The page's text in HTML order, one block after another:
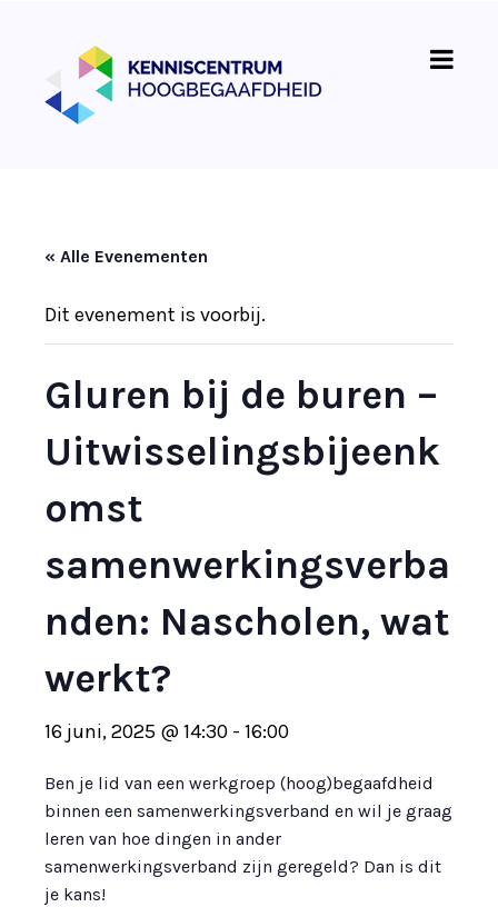
« Alle Evenementen
Dit evenement is voorbij.
Gluren bij de buren –
Uitwisselingsbijeenk
omst
samenwerkingsverba
nden: Nascholen, wat
werkt?
16 juni, 2025 @ 14:30 - 16:00
Ben je lid van een werkgroep (hoog)begaafdheid
binnen een samenwerkingsverband en wil je graag
leren van hoe dingen in ander
samenwerkingsverband zijn geregeld? Dan is dit
je kans!